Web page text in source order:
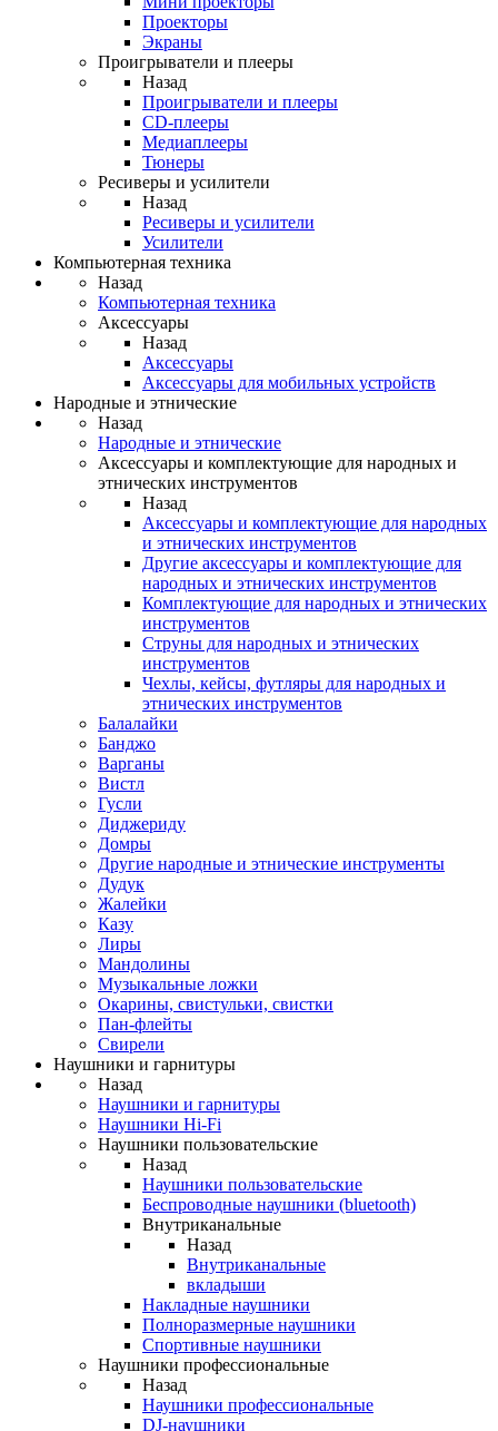
Проекторы
Экраны
Проигрыватели и плееры
Назад
Проигрыватели и плееры
CD-плееры
Медиаплееры
Тюнеры
Ресиверы и усилители
Назад
Ресиверы и усилители
Усилители
Компьютерная техника
Назад
Компьютерная техника
Аксессуары
Назад
Аксессуары
Аксессуары для мобильных устройств
Народные и этнические
Назад
Народные и этнические
Аксессуары и комплектующие для народных и
этнических инструментов
Назад
Аксессуары и комплектующие для народных
и этнических инструментов
Другие аксессуары и комплектующие для
народных и этнических инструментов
Комплектующие для народных и этнических
инструментов
Струны для народных и этнических
инструментов
Чехлы, кейсы, футляры для народных и
этнических инструментов
Балалайки
Банджо
Варганы
Вистл
Гусли
Диджериду
Домры
Другие народные и этнические инструменты
Дудук
Жалейки
Казу
Лиры
Мандолины
Музыкальные ложки
Окарины, свистульки, свистки
Пан-флейты
Свирели
Наушники и гарнитуры
Назад
Наушники и гарнитуры
Наушники Hi-Fi
Наушники пользовательские
Назад
Наушники пользовательские
Беспроводные наушники (bluetooth)
Внутриканальные
Назад
Внутриканальные
вкладыши
Накладные наушники
Полноразмерные наушники
Спортивные наушники
Наушники профессиональные
Назад
Наушники профессиональные
DJ-наушники